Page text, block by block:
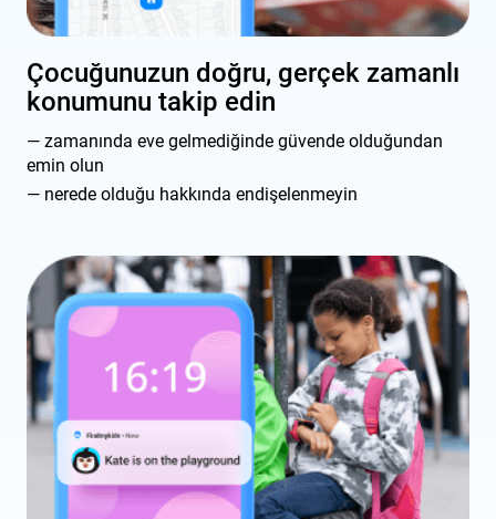
Çocuğunuzun doğru, gerçek zamanlı
konumunu takip edin
zamanında eve gelmediğinde güvende olduğundan
emin olun
nerede olduğu hakkında endişelenmeyin